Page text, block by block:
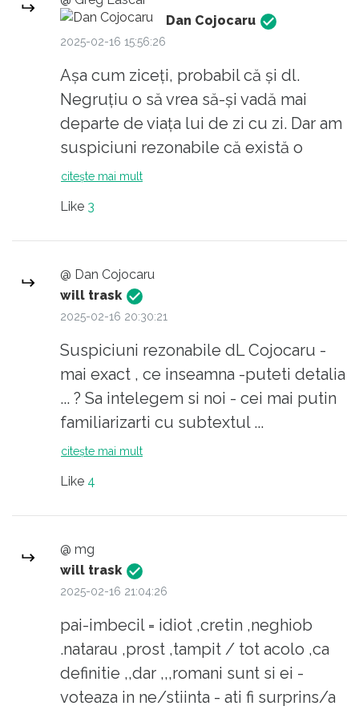
capete o nuanță ușor depreciativă,
deoarece implicarea activă în viața
pentru un cetățean de onoare.
Dar ideea este -cetatean de onoare -
cum bine ati subliniat
Dan Cojocaru
2025-02-16 15:56:26
Așa cum ziceți, probabil că și dl.
Negruțiu o să vrea să-și vadă mai
departe de viața lui de zi cu zi. Dar am
suspiciuni rezonabile că există o
problema: banii care veneau până
Deci zbaterile și vaietele nu sunt
numai de origine pur ideologică, ci și
- îndrăznesc să spun - pecuniară.
citește mai mult
Like 3
@ Dan Cojocaru
will trask
2025-02-16 20:30:21
Suspiciuni rezonabile dL Cojocaru -
mai exact , ce inseamna -puteti detalia
... ? Sa intelegem si noi - cei mai putin
familiarizarti cu subtextul ...
Inteleg ca aveti informatii valide -
este o opinie - cum sugestiv spuneti :
originea vaicarita este pecuniara ? Pai -
in spirit proletar /civic /suveranist -
denuntati acest element periculos
organelor statului pt atitudine vadit
dusmanoasa ...!!!!
Oameni buni - am innebunit toti ? Pt. o
singura opinie de autor ( la care
subscriu dealtfel ) gasim- brusc- o
citește mai mult
Like 4
@ mg
will trask
2025-02-16 21:04:26
pai-imbecil = idiot ,cretin ,neghiob
.natarau ,prost ,tampit / tot acolo ,ca
definitie ,,dar ,,,romani sunt si ei -
voteaza in ne/stiinta - ati fi surprins/a